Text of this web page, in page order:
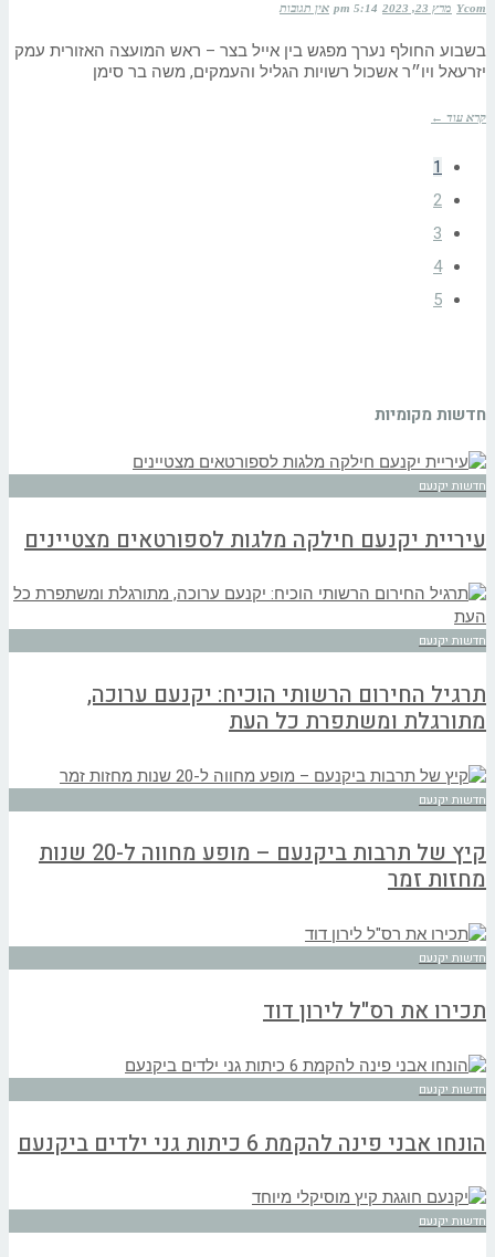
Ycom מרץ 23, 2023 5:14 pm אין תגובות
בשבוע החולף נערך מפגש בין אייל בצר – ראש המועצה האזורית עמק
יזרעאל ויו״ר אשכול רשויות הגליל והעמקים, משה בר סימן
קרא עוד ←
1
2
3
4
5
חדשות מקומיות
חדשות יקנעם
עיריית יקנעם חילקה מלגות לספורטאים מצטיינים
חדשות יקנעם
תרגיל החירום הרשותי הוכיח: יקנעם ערוכה,
מתורגלת ומשתפרת כל העת
חדשות יקנעם
קיץ של תרבות ביקנעם – מופע מחווה ל-20 שנות
מחזות זמר
חדשות יקנעם
תכירו את רס"ל לירון דוד
חדשות יקנעם
הונחו אבני פינה להקמת 6 כיתות גני ילדים ביקנעם
חדשות יקנעם